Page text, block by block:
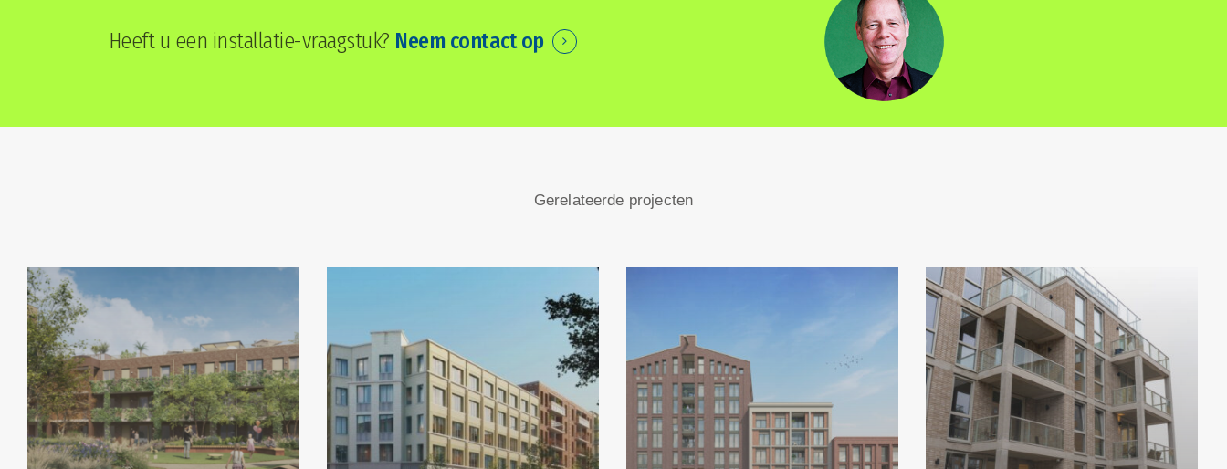
Heeft u een installatie-vraagstuk? Neem contact op
Gerelateerde projecten
Kroon
Appartementencomplex
Damsigt